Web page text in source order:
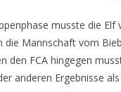
musste die
die Mannschaft vom
den FCA hingegen
anderen Ergebnisse